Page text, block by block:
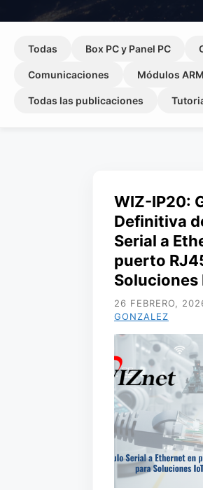
Todas Box PC y Panel PC
Comunicaciones Módulos
Todas las publicaciones
WIZ-IP20:
Definitiva
Serial a
puerto
Soluciones
26 FEBRERO,
GONZALEZ